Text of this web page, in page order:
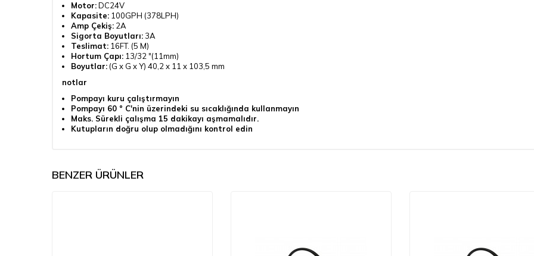
Motor:DC24V
Kapasite: 100GPH (378LPH)
Amp Çekiş: 2A
Sigorta Boyutları: 3A
Teslimat: 16FT. (5 M)
Hortum Çapı: 13/32 "(11mm)
Boyutlar: (G x G x Y) 40,2 x 11 x 103,5 mm
notlar
Pompayı kuru çalıştırmayın
Pompayı 60 ° C'nin üzerindeki su sıcaklığında kullanmayın
Maks. Sürekli çalışma 15 dakikayı aşmamalıdır.
Kutupların doğru olup olmadığını kontrol edin
BENZER ÜRÜNLER